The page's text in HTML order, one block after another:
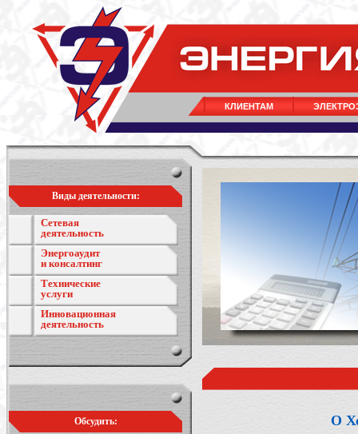
КЛИЕНТАМ
Виды деятельности:
Сетевая
деятельность
Энергоаудит
и консалтинг
Технические
услуги
Инновационная
деятельность
Обсудить:
О